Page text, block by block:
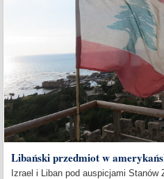
Libański przedmiot w
Izrael i Liban pod auspicjami Stanów